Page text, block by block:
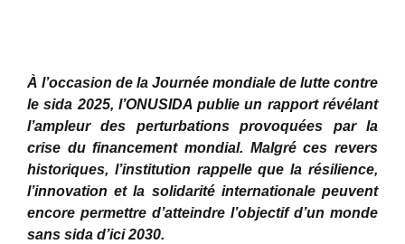
À l’occasion de la Journée mondiale de lutte contre
le sida 2025, l’ONUSIDA publie un rapport révélant
l’ampleur des perturbations provoquées par la
crise du financement mondial. Malgré ces revers
historiques, l’institution rappelle que la résilience,
l’innovation et la solidarité internationale peuvent
encore permettre d’atteindre l’objectif d’un monde
sans sida d’ici 2030.